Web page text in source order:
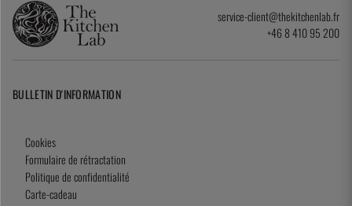
service-client@thekitchenlab.fr
+46 8 410 95 200
BULLETIN D'INFORMATION
Cookies
Formulaire de rétractation
Politique de confidentialité
Carte-cadeau